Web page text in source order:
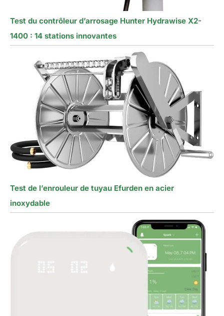
Test du contrôleur d’arrosage Hunter Hydrawise X2-
1400 : 14 stations innovantes
Test de l’enrouleur de tuyau Efurden en acier
inoxydable